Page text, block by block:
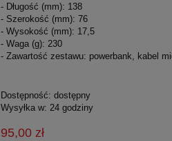
- Długość (mm): 138
- Szerokość (mm): 76
- Wysokość (mm): 17,5
- Waga (g): 230
- Zawartość zestawu: powerbank, kabel
Dostępność: dostępny
Wysyłka w: 24 godziny
95,00 zł